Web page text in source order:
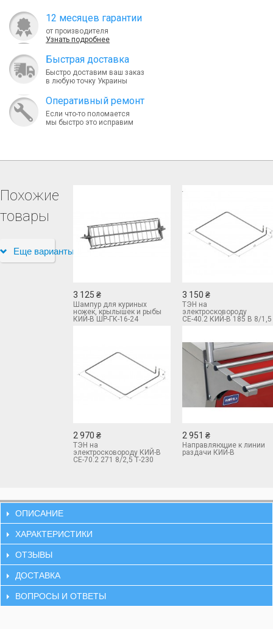
12 месяцев гарантии
от производителя
Узнать подробнее
Быcтрая доставка
Быстро доставим ваш заказ
в любую точку Украины
Оперативный ремонт
Если что-то поломается
мы быстро это исправим
Похожие
товары
Еще варианты
3 125 ₴
Шампур для куриных
ножек, крылышек и рыбы
КИЙ-В ШР-ГК-16-24
3 150 ₴
ТЭН на
электросковороду
СЕ-40.2 КИЙ-В 185 В 8/1,5
2 970 ₴
ТЭН на
электросковороду КИЙ-В
СЕ-70.2 271 8/2,5 Т-230
2 951 ₴
Направляющие к линии
раздачи КИЙ-В
ОПИСАНИЕ
ХАРАКТЕРИСТИКИ
ОТЗЫВЫ
ДОСТАВКА
ВОПРОСЫ И ОТВЕТЫ